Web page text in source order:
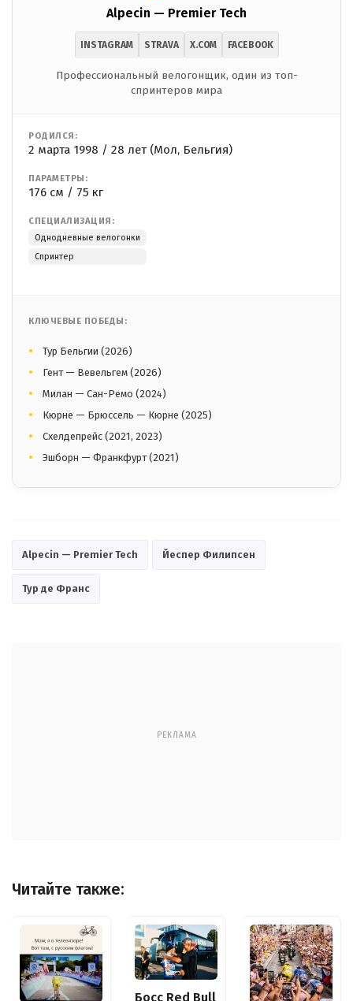
Alpecin — Premier Tech
INSTAGRAM STRAVA X.COM FACEBOOK
Профессиональный велогонщик, один из топ-
спринтеров мира
РОДИЛСЯ:
2 марта 1998 / 28 лет (Мол, Бельгия)
ПАРАМЕТРЫ:
176 см / 75 кг
СПЕЦИАЛИЗАЦИЯ:
Однодневные велогонки
Спринтер
КЛЮЧЕВЫЕ ПОБЕДЫ:
Тур Бельгии (2026)
Гент — Вевельгем (2026)
Милан — Сан-Ремо (2024)
Кюрне — Брюссель — Кюрне (2025)
Схелдепрейс (2021, 2023)
Эшборн — Франкфурт (2021)
Alpecin — Premier Tech Йеспер Филипсен
Тур де Франс
РЕКЛАМА
Читайте также:
Босс Red Bull